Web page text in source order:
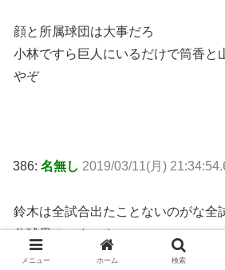
顔と所属球団は大事だろ
小林ですら巨人にいるだけで筒香と
やぞ
386: 名無し 2019/03/11(月)
鈴木は全試合出たことないのがな全
分球界のスターや
今年に期待やね
メニュー ホーム 検索